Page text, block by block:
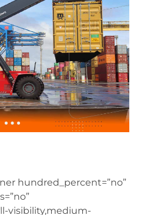
hundred_percent=”no”
visibility,medium-